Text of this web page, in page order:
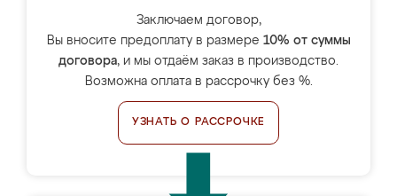
Заключаем договор,
Вы вносите предоплату в размере 10% от суммы
договора, и мы отдаём заказ в производство.
Возможна оплата в рассрочку без %.
УЗНАТЬ О РАССРОЧКЕ